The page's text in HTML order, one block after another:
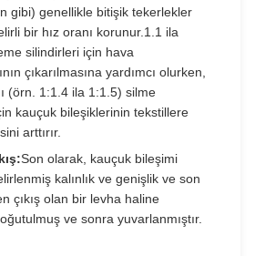
gibi) genellikle bitişik tekerlekler
bir hız oranı korunur.1.1 ila
silindirleri için hava
çıkarılmasına yardımcı olurken,
(örn. 1:1.4 ila 1:1.5) silme
kauçuk bileşiklerinin tekstillere
arttırır.
Son olarak, kauçuk bileşimi
kalınlık ve genişlik ve son
çıkış olan bir levha haline
ve sonra yuvarlanmıştır.